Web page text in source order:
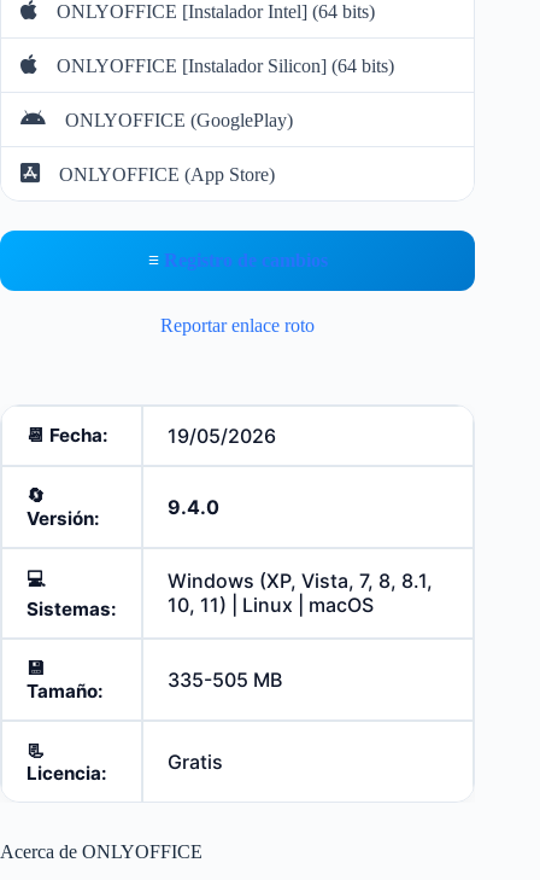
ONLYOFFICE [Instalador Intel] (64 bits)
ONLYOFFICE [Instalador Silicon] (64 bits)
ONLYOFFICE (GooglePlay)
ONLYOFFICE (App Store)
≡ Registro de cambios
Reportar enlace roto
📆 Fecha: 19/05/2026
🔄️
Versión:
9.4.0
💻
Sistemas:
Windows (XP, Vista, 7, 8, 8.1,
10, 11) | Linux | macOS
💾
Tamaño:
335-505 MB
📃
Licencia:
Gratis
Acerca de ONLYOFFICE